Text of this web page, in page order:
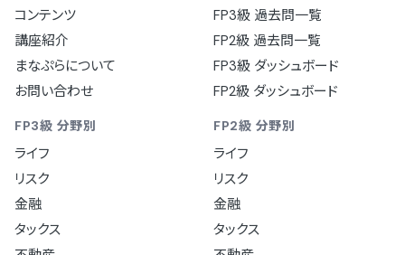
コンテンツ
講座紹介
まなぷらについて
お問い合わせ
FP3級 過去問一覧
FP2級 過去問一覧
FP3級 ダッシュボード
FP2級 ダッシュボード
FP3級 分野別
ライフ
リスク
金融
タックス
FP2級 分野別
ライフ
リスク
金融
タックス